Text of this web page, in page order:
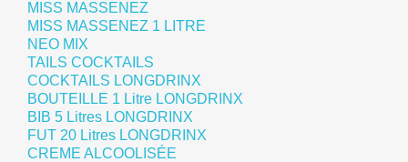
MISS MASSENEZ
MISS MASSENEZ 1 LITRE
NEO MIX
TAILS COCKTAILS
COCKTAILS LONGDRINX
BOUTEILLE 1 Litre LONGDRINX
BIB 5 Litres LONGDRINX
FUT 20 Litres LONGDRINX
CREME ALCOOLISÉE